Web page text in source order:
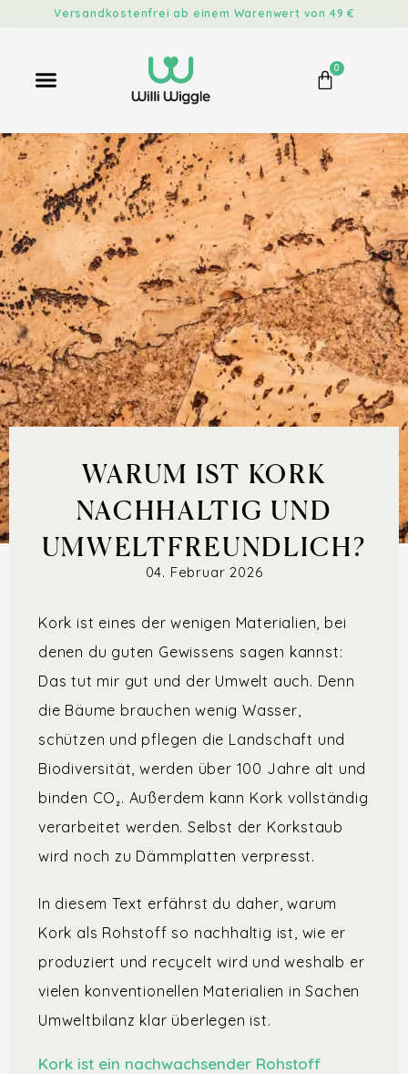
Versandkostenfrei ab einem Warenwert von 49 €
0
WARUM IST KORK
NACHHALTIG UND
UMWELTFREUNDLICH?
04. Februar 2026
Kork ist eines der wenigen Materialien, bei
denen du guten Gewissens sagen kannst:
Das tut mir gut und der Umwelt auch. Denn
die Bäume brauchen wenig Wasser,
schützen und pflegen die Landschaft und
Biodiversität, werden über 100 Jahre alt und
binden CO₂. Außerdem kann Kork vollständig
verarbeitet werden. Selbst der Korkstaub
wird noch zu Dämmplatten verpresst.
​In diesem Text erfährst du daher, warum
Kork als Rohstoff so nachhaltig ist, wie er
produziert und recycelt wird und weshalb er
vielen konventionellen Materialien in Sachen
Umweltbilanz klar überlegen ist.
Kork ist ein nachwachsender Rohstoff